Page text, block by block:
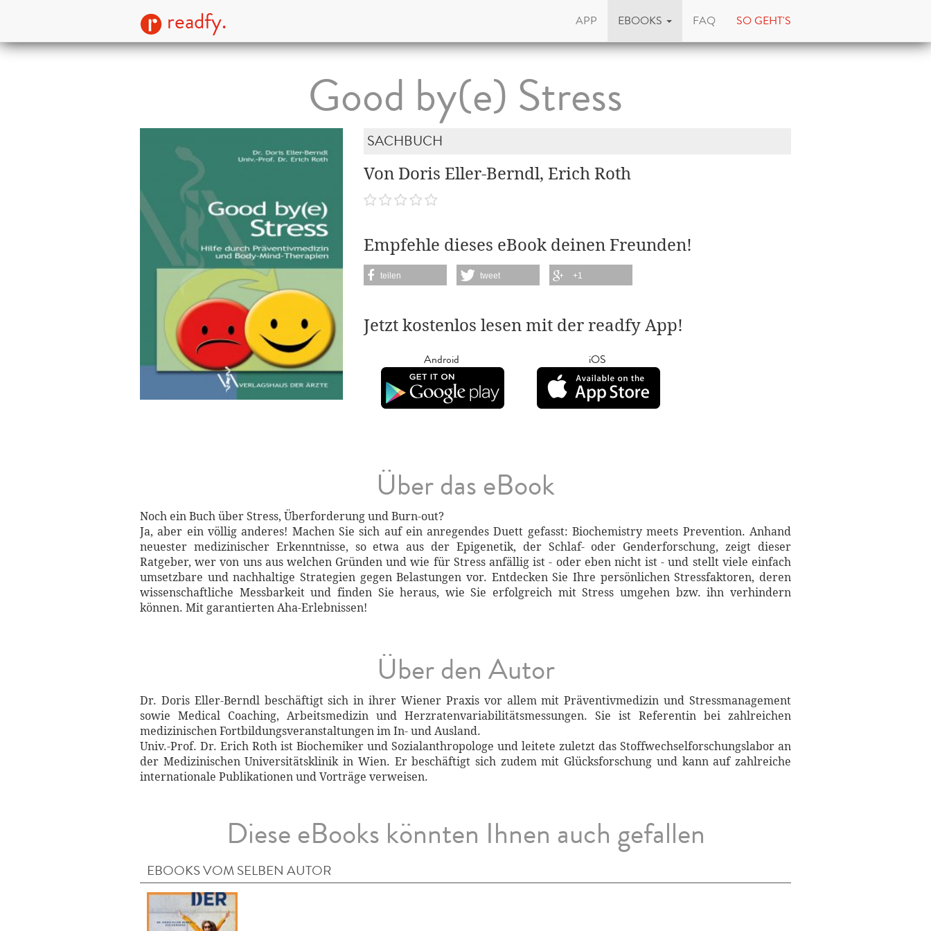
readfy. APP EBOOKS FAQ SO GEHT'S
Good by(e) Stress
SACHBUCH
Von Doris Eller-Berndl, Erich Roth
Empfehle dieses eBook deinen Freunden!
teilen tweet +1
Jetzt kostenlos lesen mit der readfy App!
Android iOS
Über das eBook
Noch ein Buch über Stress, Überforderung und Burn-out?
Ja, aber ein völlig anderes! Machen Sie sich auf ein anregendes Duett gefasst: Biochemistry meets Prevention. Anhand
neuester medizinischer Erkenntnisse, so etwa aus der Epigenetik, der Schlaf- oder Genderforschung, zeigt dieser
Ratgeber, wer von uns aus welchen Gründen und wie für Stress anfällig ist - oder eben nicht ist - und stellt viele einfach
umsetzbare und nachhaltige Strategien gegen Belastungen vor. Entdecken Sie Ihre persönlichen Stressfaktoren, deren
wissenschaftliche Messbarkeit und finden Sie heraus, wie Sie erfolgreich mit Stress umgehen bzw. ihn verhindern
können. Mit garantierten Aha-Erlebnissen!
Über den Autor
Dr. Doris Eller-Berndl beschäftigt sich in ihrer Wiener Praxis vor allem mit Präventivmedizin und Stressmanagement
sowie Medical Coaching, Arbeitsmedizin und Herzratenvariabilitätsmessungen. Sie ist Referentin bei zahlreichen
medizinischen Fortbildungsveranstaltungen im In- und Ausland.
Univ.-Prof. Dr. Erich Roth ist Biochemiker und Sozialanthropologe und leitete zuletzt das Stoffwechselforschungslabor an
der Medizinischen Universitätsklinik in Wien. Er beschäftigt sich zudem mit Glücksforschung und kann auf zahlreiche
internationale Publikationen und Vorträge verweisen.
Diese eBooks könnten Ihnen auch gefallen
EBOOKS VOM SELBEN AUTOR